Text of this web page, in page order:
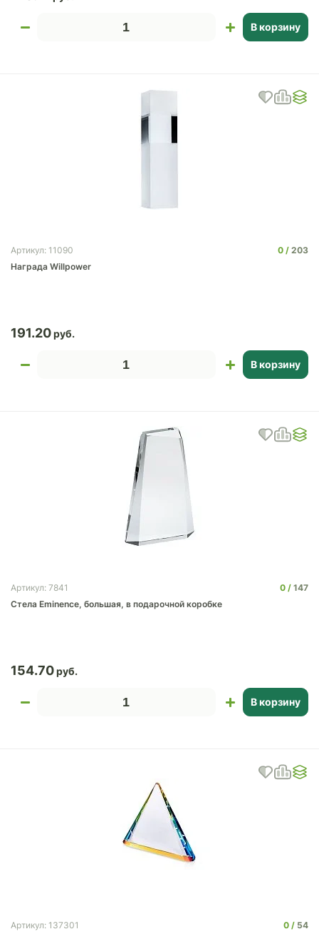
В корзину
Артикул: 11090 0
203
Награда Willpower
191.20
В корзину
Артикул: 7841 0
147
Стела Eminence, большая, в подарочной коробке
154.70
В корзину
Артикул: 137301 0
54